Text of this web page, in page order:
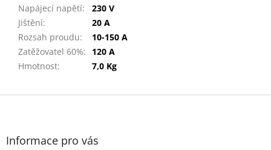
Napájecí napětí:
230 V
Jištění:
20 A
Rozsah proudu:
10-150 A
Zatěžovatel 60%:
120 A
Hmotnost: 7,0 Kg
Z
Informace pro vás